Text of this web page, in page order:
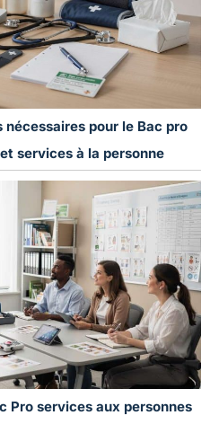
pour le Bac pro
services à la personne
Pro services aux personnes